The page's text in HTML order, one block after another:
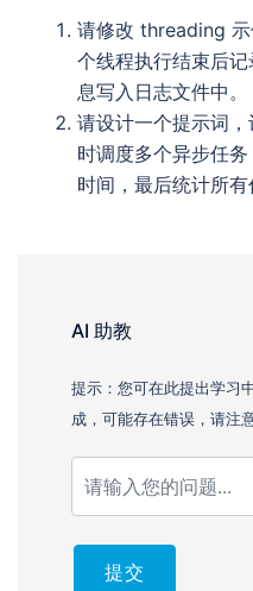
请修改 threading
个线程执行结束后
息写入日志文件中。
请设计一个提示词
时调度多个异步任
时间，最后统计所有
AI 助教
提示：您可在此提出学习
成，可能存在错误，请注
提交